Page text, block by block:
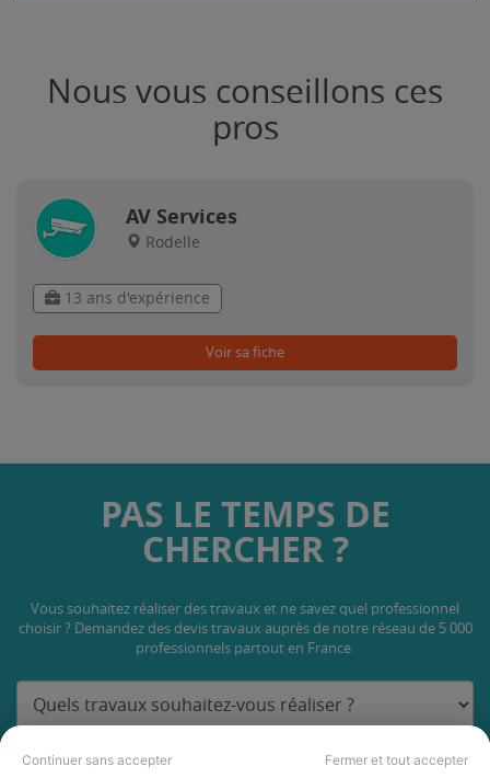
Continuer sans accepter Fermer et tout accepter
Nous vous conseillons ces
pros
AV Services
Rodelle
13 ans d'expérience
Voir sa fiche
PAS LE TEMPS DE
CHERCHER ?
Vous souhaitez réaliser des travaux et ne savez quel professionnel
choisir ? Demandez des devis travaux auprès de notre réseau de 5 000
professionnels partout en France.